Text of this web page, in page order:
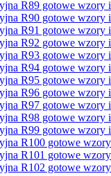
R89 gotowe wzory
R90 gotowe wzory
R91 gotowe wzory
R92 gotowe wzory
R93 gotowe wzory
R94 gotowe wzory
R95 gotowe wzory
R96 gotowe wzory
R97 gotowe wzory
R98 gotowe wzory
R99 gotowe wzory
R100 gotowe
R101 gotowe
R102 gotowe